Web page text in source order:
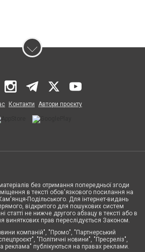
Контакти Автори проєкту
без отримання попередньої згоди
в тексті обов'язкового посилання на
Подільського. Для інтернет-видань
відкритого для пошукових систем
статті не нижче другого абзацу в тексті або в
виняткових прав переслідується Законом.
компаній", "Промо", "Партнерський
"Політичні новини", "Пресреліз",
реклама" публікуються на правах реклами.